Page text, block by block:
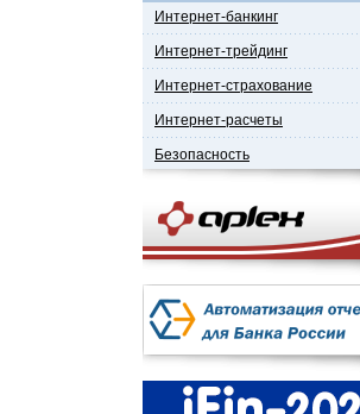
Интернет-банкинг
Интернет-трейдинг
Интернет-страхование
Интернет-расчеты
Безопасность